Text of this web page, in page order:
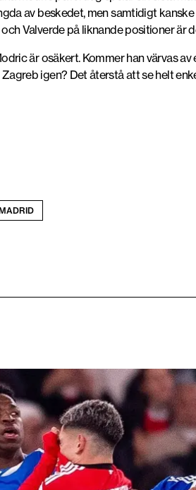
av beskedet, men samtidigt
Valverde på liknande positioner är
är osäkert. Kommer han värvas
igen? Det återstå att se helt